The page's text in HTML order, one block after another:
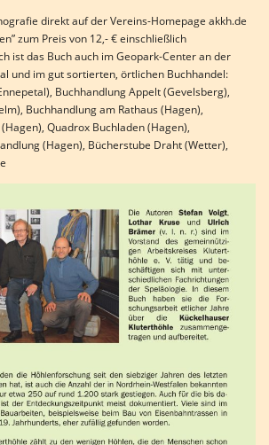
direkt auf der Vereins-Homepage akkh.de
zum Preis von 12,- € einschließlich
ist das Buch auch im Geopark-Center an der
und im gut sortierten, örtlichen Buchhandel:
Buchhandlung Appelt (Gevelsberg),
Buchhandlung am Rathaus (Hagen),
Quadrox Buchladen (Hagen),
(Hagen), Bücherstube Draht (Wetter),